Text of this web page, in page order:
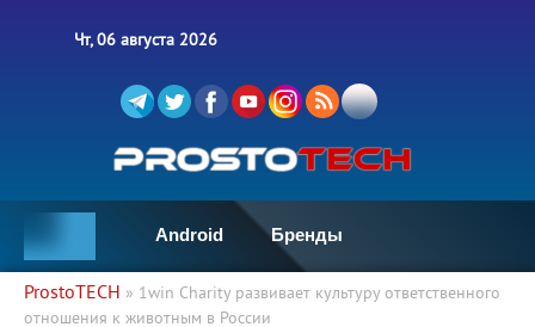
Чт, 06 августа 2026
Android Бренды
ProstoTECH » 1win Charity развивает культуру ответственного
отношения к животным в России